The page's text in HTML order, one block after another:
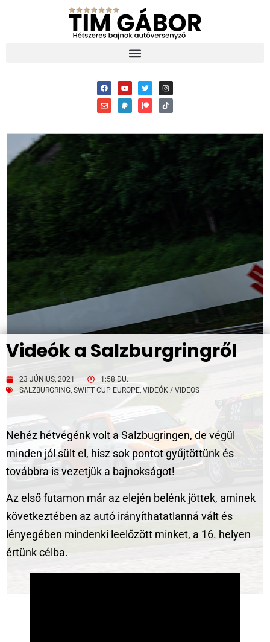
Videók a Salzburgringről
23 JÚNIUS, 2021
1:58 DU.
SALZBURGRING, SWIFT CUP EUROPE, VIDEÓK / VIDEOS
Nehéz hétvégénk volt a Salzbugringen, de végül
minden jól sült el, hisz sok pontot gyűjtöttünk és
továbbra is vezetjük a bajnokságot!
Az első futamon már az elején belénk jöttek, aminek
következtében az autó irányíthatatlanná vált és
lényegében mindenki leelőzött minket, a 16. helyen
értünk célba.